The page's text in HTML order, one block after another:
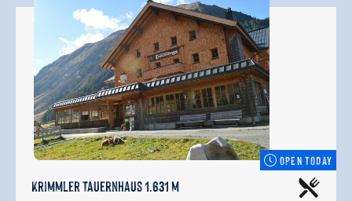
OPEN TODAY
Krimmler Tauernhaus 1.631 m